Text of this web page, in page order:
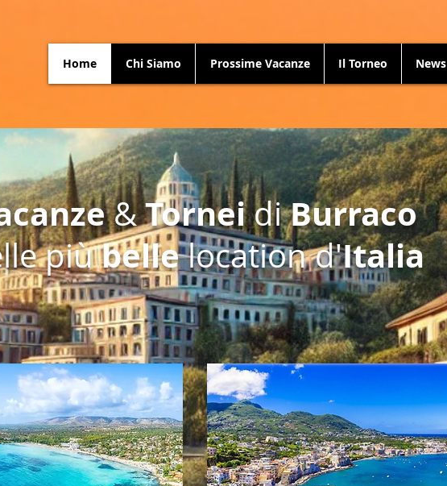
Home Chi Siamo Prossime Vacanze Il Torneo News
&TorneidiBurraco
piùbellelocation d'Italia